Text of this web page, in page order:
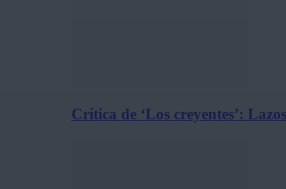
Crítica de ‘Los creyentes’: